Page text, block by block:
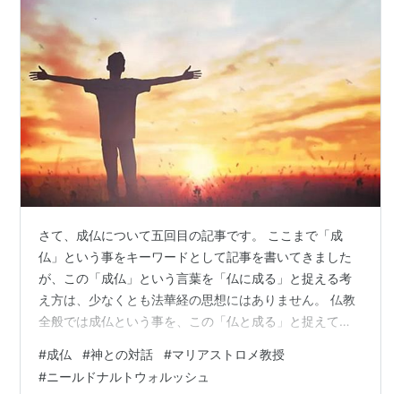
文庫
: 17回
この商品を含むブログ (25件) を見る
神との対話〈3〉宇宙になる自分
になる (サンマーク文庫)
作者:
ニール・ドナルドウォルシ
ュ,Neale Donald Walsch,吉田利子
出版社/メーカー:サンマーク出版
メディア:文庫
購入
: 13人 クリック : 195回
この商品を含むブログ (24件) を見る
さて、成仏について五回目の記事です。 ここまで「成
仏」という事をキーワードとして記事を書いてきました
が、この「成仏」という言葉を「仏に成る」と捉える考
え方は、少なくとも法華経の思想にはありません。 仏教
全般では成仏という事を、この「仏と成る」と捉えてい
華経の二乗作仏（声聞・縁覚の成仏）と久遠実成という
教えの元から示されたのは、この仏に成るという考え方
#成仏 #神との対話 #マリアストロメ教授
#ニールドナルトウォルッシュ